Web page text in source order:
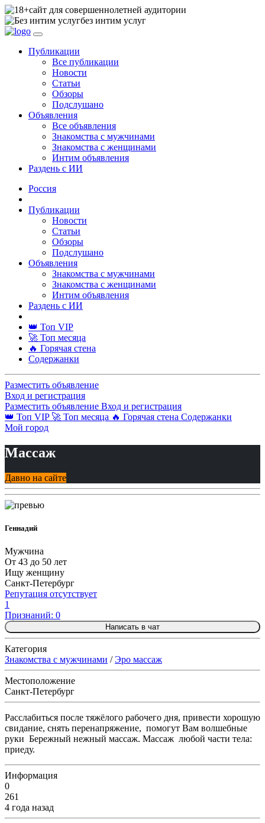
сайт для совершеннолетней аудитории
без интим услуг
Публикации
Все публикации
Новости
Статьи
Обзоры
Подслушано
Объявления
Все объявления
Знакомства с мужчинами
Знакомства с женщинами
Интим объявления
Раздень с ИИ
Россия
Публикации
Новости
Статьи
Обзоры
Подслушано
Объявления
Знакомства с мужчинами
Знакомства с женщинами
Интим объявления
Раздень с ИИ
👑 Топ VIP
🚀 Топ месяца
🔥 Горячая стена
Содержанки
Разместить объявление
Вход и регистрация
Разместить объявление Вход и регистрация
👑 Топ VIP 🚀 Топ месяца 🔥 Горячая стена Содержанки
Мой город
Массаж
Давно на сайте
Геннадий
Мужчина
От 43 до 50 лет
Ищу женщину
Санкт-Петербург
Репутация отсутствует
1
Признаний: 0
Написать в чат
Категория
Знакомства с мужчинами /Эро массаж
Местоположение
Санкт-Петербург
Расслабиться после тяжёлого рабочего дня, привести хорошую
свидание, снять перенапряжение, помогут Вам волшебные
руки Бережный нежный массаж. Массаж любой части тела:
приеду.
Информация
0
261
4 года назад